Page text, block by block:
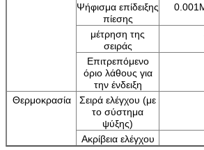
Ψήφισμα επίδειξης
πίεσης
μέτρηση της
σειράς
Επιτρεπόμενο
όριο λάθους για
την ένδειξη
Θερμοκρασία
Σειρά ελέγχου (με
το σύστημα
ψύξης)
Ακρίβεια ελέγχου